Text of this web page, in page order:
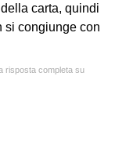
carta, quindi
si congiunge con
risposta completa su